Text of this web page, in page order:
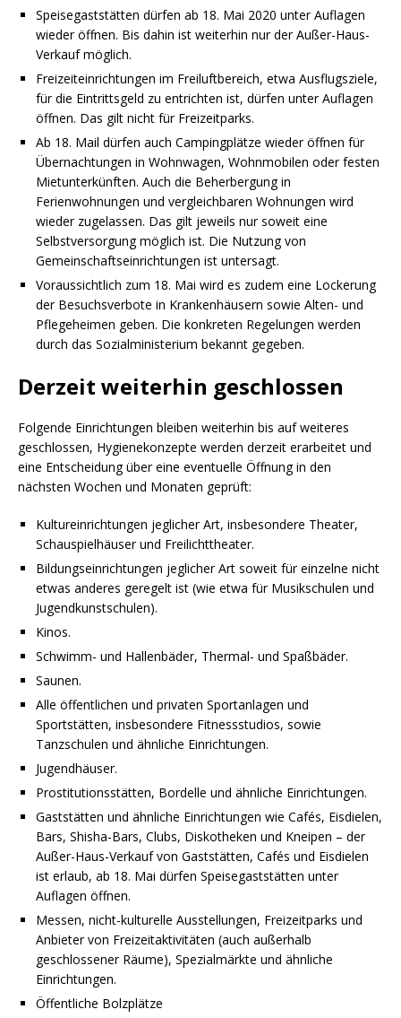
Speisegaststätten dürfen ab 18. Mai 2020 unter Auflagen
wieder öffnen. Bis dahin ist weiterhin nur der Außer-Haus-
Verkauf möglich.
Freizeiteinrichtungen im Freiluftbereich, etwa Ausflugsziele,
für die Eintrittsgeld zu entrichten ist, dürfen unter Auflagen
öffnen. Das gilt nicht für Freizeitparks.
Ab 18. Mail dürfen auch Campingplätze wieder öffnen für
Übernachtungen in Wohnwagen, Wohnmobilen oder festen
Mietunterkünften. Auch die Beherbergung in
Ferienwohnungen und vergleichbaren Wohnungen wird
wieder zugelassen. Das gilt jeweils nur soweit eine
Selbstversorgung möglich ist. Die Nutzung von
Gemeinschaftseinrichtungen ist untersagt.
Voraussichtlich zum 18. Mai wird es zudem eine Lockerung
der Besuchsverbote in Krankenhäusern sowie Alten- und
Pflegeheimen geben. Die konkreten Regelungen werden
durch das Sozialministerium bekannt gegeben.
Derzeit weiterhin geschlossen
Folgende Einrichtungen bleiben weiterhin bis auf weiteres
geschlossen, Hygienekonzepte werden derzeit erarbeitet und
eine Entscheidung über eine eventuelle Öffnung in den
nächsten Wochen und Monaten geprüft:
Kultureinrichtungen jeglicher Art, insbesondere Theater,
Schauspielhäuser und Freilichttheater.
Bildungseinrichtungen jeglicher Art soweit für einzelne nicht
etwas anderes geregelt ist (wie etwa für Musikschulen und
Jugendkunstschulen).
Kinos.
Schwimm- und Hallenbäder, Thermal- und Spaßbäder.
Saunen.
Alle öffentlichen und privaten Sportanlagen und
Sportstätten, insbesondere Fitnessstudios, sowie
Tanzschulen und ähnliche Einrichtungen.
Jugendhäuser.
Prostitutionsstätten, Bordelle und ähnliche Einrichtungen.
Gaststätten und ähnliche Einrichtungen wie Cafés, Eisdielen,
Bars, Shisha-Bars, Clubs, Diskotheken und Kneipen – der
Außer-Haus-Verkauf von Gaststätten, Cafés und Eisdielen
ist erlaub, ab 18. Mai dürfen Speisegaststätten unter
Auflagen öffnen.
Messen, nicht-kulturelle Ausstellungen, Freizeitparks und
Anbieter von Freizeitaktivitäten (auch außerhalb
geschlossener Räume), Spezialmärkte und ähnliche
Einrichtungen.
Öffentliche Bolzplätze